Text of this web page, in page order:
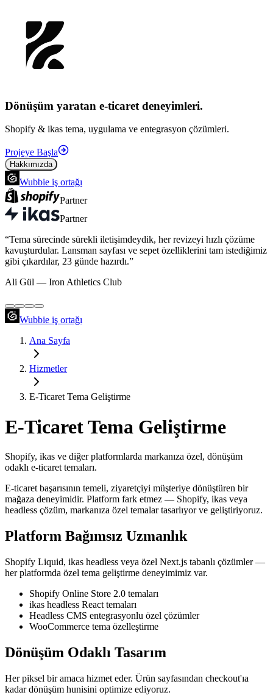
Dönüşüm yaratan e-ticaret deneyimleri.
Shopify & ikas tema, uygulama ve entegrasyon çözümleri.
Projeye Başla
Hakkımızda
Wubbie iş ortağı
Partner
Partner
“Tema sürecinde sürekli iletişimdeydik, her revizeyi hızlı çözüme
kavuşturdular. Lansman sayfası ve sepet özelliklerini tam istediğimiz
gibi çıkardılar, 23 günde hazırdı.”
Ali Gül — Iron Athletics Club
Wubbie iş ortağı
Ana Sayfa
Hizmetler
E-Ticaret Tema Geliştirme
E-Ticaret Tema Geliştirme
Shopify, ikas ve diğer platformlarda markanıza özel, dönüşüm
odaklı e-ticaret temaları.
E-ticaret başarısının temeli, ziyaretçiyi müşteriye dönüştüren bir
mağaza deneyimidir. Platform fark etmez — Shopify, ikas veya
headless çözüm, markanıza özel temalar tasarlıyor ve geliştiriyoruz.
Platform Bağımsız Uzmanlık
Shopify Liquid, ikas headless veya özel Next.js tabanlı çözümler —
her platformda özel tema geliştirme deneyimimiz var.
Shopify Online Store 2.0 temaları
ikas headless React temaları
Headless CMS entegrasyonlu özel çözümler
WooCommerce tema özelleştirme
Dönüşüm Odaklı Tasarım
Her piksel bir amaca hizmet eder. Ürün sayfasından checkout'ıa
kadar dönüşüm hunisini optimize ediyoruz.